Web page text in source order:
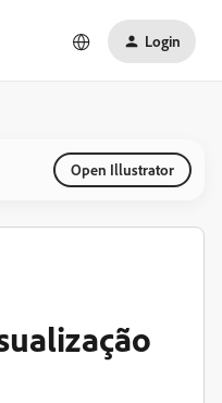
Login
Open Illustrator